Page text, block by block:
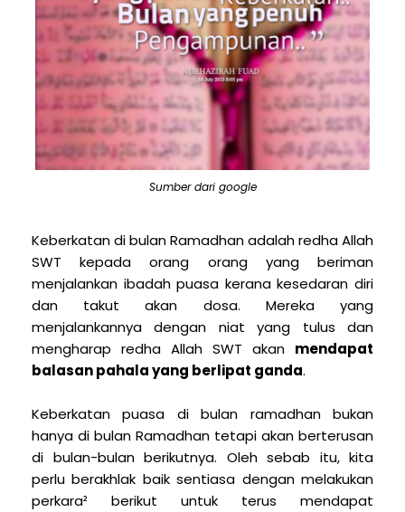
Sumber dari google
Keberkatan di bulan Ramadhan adalah redha Allah
SWT kepada orang orang yang beriman
menjalankan ibadah puasa kerana kesedaran diri
dan takut akan dosa. Mereka yang
menjalankannya dengan niat yang tulus dan
mengharap redha Allah SWT akan mendapat
balasan pahala yang berlipat ganda.
Keberkatan puasa di bulan ramadhan bukan
hanya di bulan Ramadhan tetapi akan berterusan
di bulan-bulan berikutnya. Oleh sebab itu, kita
perlu berakhlak baik sentiasa dengan melakukan
perkara² berikut untuk terus mendapat